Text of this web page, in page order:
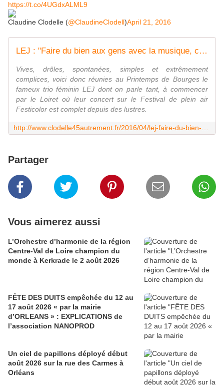
https://t.co/4UGdxALML9
Claudine Clodelle (@ClaudineClodell)April 21, 2016
LEJ : "Faire du bien aux gens avec la musique, c'est juste magique" Interview PRINTEMPS DE BOURGES 2016 - VIVRE AUTREMENT VOS LOISIRS avec Clodelle
Vives, drôles, spontanées, simples et extrêmement
complices, voici donc réunies au Printemps de Bourges le
fameux trio féminin LEJ dont on parle tant, à commencer
par le Loiret où leur concert sur le Festival de plein air
Festicolor est complet depuis des lustres.
Partager
Vous aimerez aussi
L’Orchestre d’harmonie de la région
Centre-Val de Loire champion du
monde à Kerkrade le 2 août 2026
FÊTE DES DUITS empêchée du 12 au
17 août 2026 « par la mairie
d’ORLEANS » : EXPLICATIONS de
l’association NANOPROD
Un ciel de papillons déployé début
août 2026 sur la rue des Carmes à
Orléans